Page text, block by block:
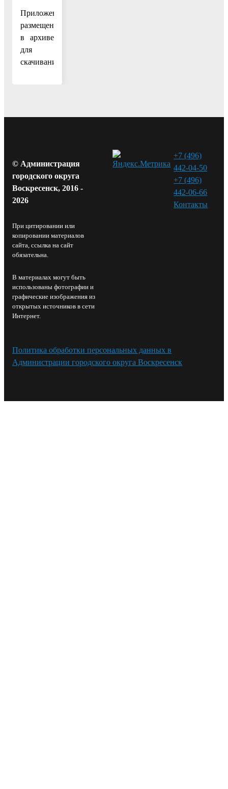
Приложения
размещены
в архиве
для
скачивания
© Администрация
городского округа
Воскресенск, 2016 -
2026
При цитировании или
копировании материалов
сайта, ссылка на сайт
обязательна.
В материалах могут быть
использованы фотографии и
графические изображения из
открытых источников в сети
Интернет.
+7 (496)
442-04-50
+7 (496)
442-06-66
Контакты⁠
Политика обработки персональных данных в
Администрации городского округа Воскресенск